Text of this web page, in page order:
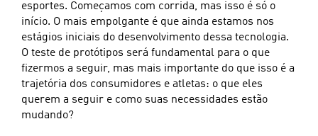
esportes. Começamos com corrida, mas isso é só o
início. O mais empolgante é que ainda estamos nos
estágios iniciais do desenvolvimento dessa tecnologia.
O teste de protótipos será fundamental para o que
fizermos a seguir, mas mais importante do que isso é a
trajetória dos consumidores e atletas: o que eles
querem a seguir e como suas necessidades estão
mudando?